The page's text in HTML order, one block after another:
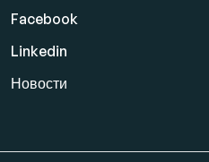
Facebook
Linkedin
Новости